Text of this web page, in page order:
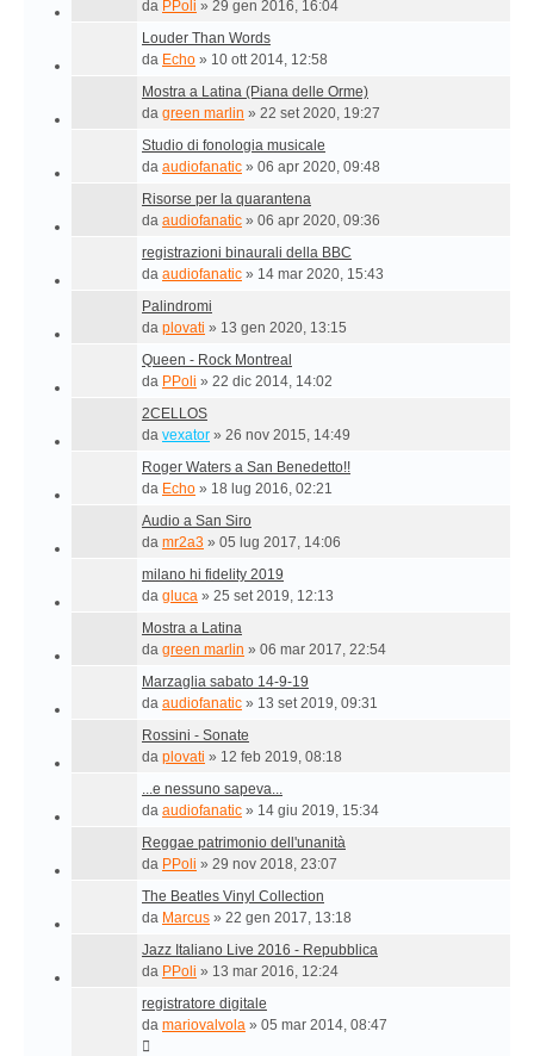
da PPoli » 29 gen 2016, 16:04
Louder Than Words
da Echo » 10 ott 2014, 12:58
Mostra a Latina (Piana delle Orme)
da green marlin » 22 set 2020, 19:27
Studio di fonologia musicale
da audiofanatic » 06 apr 2020, 09:48
Risorse per la quarantena
da audiofanatic » 06 apr 2020, 09:36
registrazioni binaurali della BBC
da audiofanatic » 14 mar 2020, 15:43
Palindromi
da plovati » 13 gen 2020, 13:15
Queen - Rock Montreal
da PPoli » 22 dic 2014, 14:02
2CELLOS
da vexator » 26 nov 2015, 14:49
Roger Waters a San Benedetto!!
da Echo » 18 lug 2016, 02:21
Audio a San Siro
da mr2a3 » 05 lug 2017, 14:06
milano hi fidelity 2019
da gluca » 25 set 2019, 12:13
Mostra a Latina
da green marlin » 06 mar 2017, 22:54
Marzaglia sabato 14-9-19
da audiofanatic » 13 set 2019, 09:31
Rossini - Sonate
da plovati » 12 feb 2019, 08:18
...e nessuno sapeva...
da audiofanatic » 14 giu 2019, 15:34
Reggae patrimonio dell'unanità
da PPoli » 29 nov 2018, 23:07
The Beatles Vinyl Collection
da Marcus » 22 gen 2017, 13:18
Jazz Italiano Live 2016 - Repubblica
da PPoli » 13 mar 2016, 12:24
registratore digitale
da mariovalvola » 05 mar 2014, 08:47